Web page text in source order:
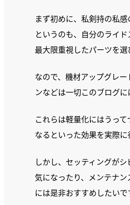
まず初めに、私剣持の私
というのも、自分のライ
最大限重視したパーツを選
なので、機材アップグレ
ンなどは一切このブログに
これらは軽量化にはうっ
なるといった効果を実際に
しかし、セッティングが
気になったり、メンテナ
には是非おすすめしたいで